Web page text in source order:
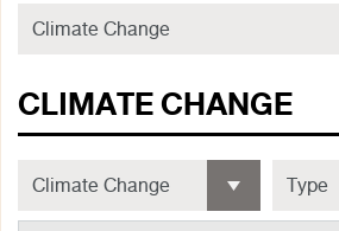
CLIMATE CHANGE